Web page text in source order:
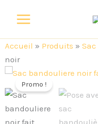
Accueil » Produits »
noir
Promo !
Le
prix
initial
quantité
Sac
bandoulière
noir